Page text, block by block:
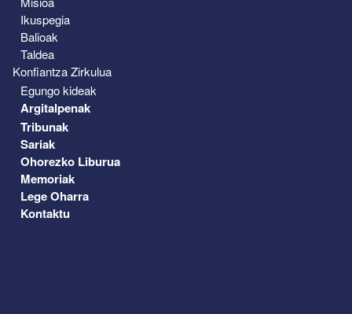
Ikuspegia
Balioak
Taldea
Konfiantza Zirkulua
Egungo kideak
Argitalpenak
Tribunak
Sariak
Ohorezko Liburua
Memoriak
Lege Oharra
Kontaktu